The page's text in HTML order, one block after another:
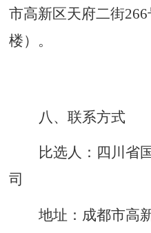
市高新区天府二街
楼）。
八、联系方式
比选人：四川省
司
地址：成都市高